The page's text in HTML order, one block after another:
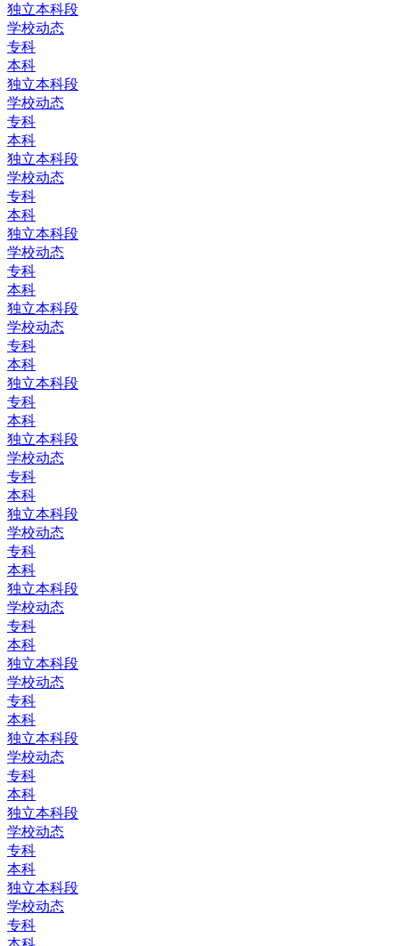
独立本科段
学校动态
专科
本科
独立本科段
学校动态
专科
本科
独立本科段
学校动态
专科
本科
独立本科段
学校动态
专科
本科
独立本科段
学校动态
专科
本科
独立本科段
专科
本科
独立本科段
学校动态
专科
本科
独立本科段
学校动态
专科
本科
独立本科段
学校动态
专科
本科
独立本科段
学校动态
专科
本科
独立本科段
学校动态
专科
本科
独立本科段
学校动态
专科
本科
独立本科段
学校动态
专科